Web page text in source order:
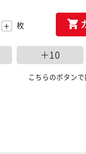
+ 枚
＋10
こちらのボタンで